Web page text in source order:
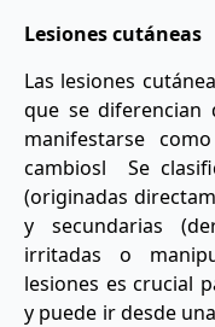
Lesiones cutáneas
Las lesiones
que se diferencian
manifestarse
cambiosl Se
(originadas
y secundarias
irritadas o
lesiones es crucial
y puede ir desde